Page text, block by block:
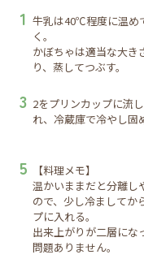
牛乳は40℃程度に温め
く。
かぼちゃは適当な大き
り、蒸してつぶす。
2をプリンカップに流
れ、冷蔵庫で冷やし固
【料理メモ】
温かいままだと分離し
ので、少し冷ましてか
プに入れる。
出来上がりが二層にな
問題ありません。